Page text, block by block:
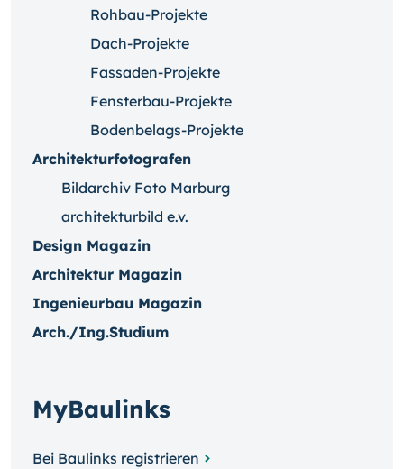
Rohbau-Projekte
Dach-Projekte
Fassaden-Projekte
Fensterbau-Projekte
Bodenbelags-Projekte
Architekturfotografen
Bildarchiv Foto Marburg
architekturbild e.v.
Design Magazin
Architektur Magazin
Ingenieurbau Magazin
Arch./Ing.Studium
MyBaulinks
Bei Baulinks registrieren